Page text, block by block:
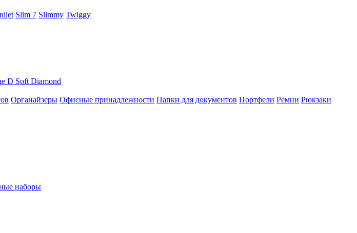
Slim 7 Slimmy Twiggy
D Soft Diamond
Органайзеры Офисные принадлежности Папки для документов Портфели Ремни Рюкзаки
наборы